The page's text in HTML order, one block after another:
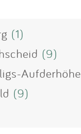
(1)
(9)
Aufderhöhe
(9)